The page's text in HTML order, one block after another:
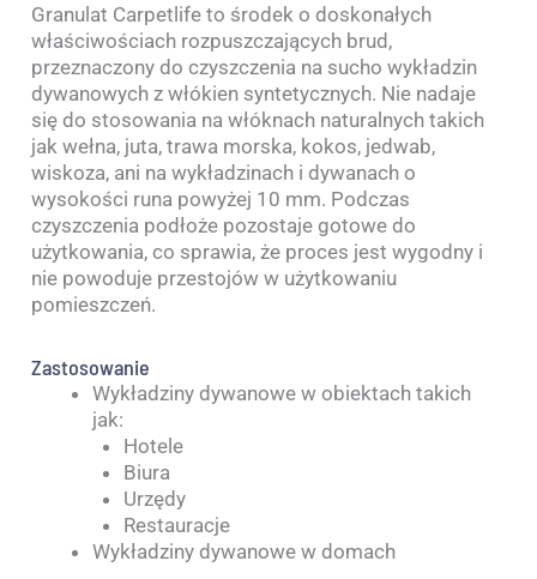
Granulat Carpetlife to środek o doskonałych
właściwościach rozpuszczających brud,
przeznaczony do czyszczenia na sucho wykładzin
dywanowych z włókien syntetycznych. Nie nadaje
się do stosowania na włóknach naturalnych takich
jak wełna, juta, trawa morska, kokos, jedwab,
wiskoza, ani na wykładzinach i dywanach o
wysokości runa powyżej 10 mm. Podczas
czyszczenia podłoże pozostaje gotowe do
użytkowania, co sprawia, że proces jest wygodny i
nie powoduje przestojów w użytkowaniu
pomieszczeń.
Zastosowanie
Wykładziny dywanowe w obiektach takich
jak:
Hotele
Biura
Urzędy
Restauracje
Wykładziny dywanowe w domach